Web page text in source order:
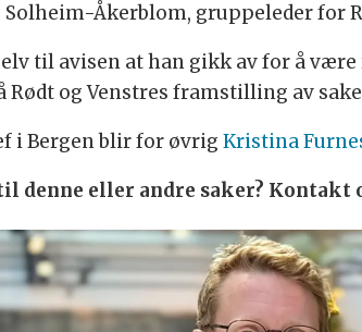
Åkerblom, gruppeleder for
til avisen at han gikk av for å
Rødt og Venstres framstilling av
i Bergen blir for øvrigKristina
denne eller andre saker? Kontakt